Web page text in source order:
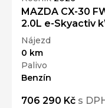
MAZDA CX-30
2.0L e-Skyactiv
Nájezd
0 km
Palivo
Benzín
706 290 Kč s